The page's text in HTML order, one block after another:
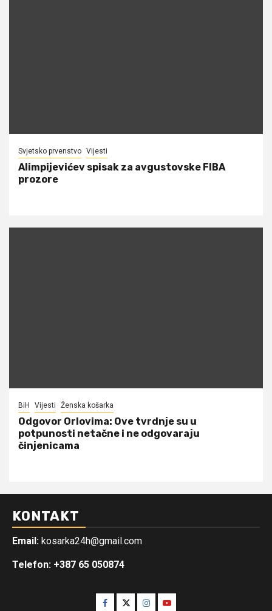
Svjetsko prvenstvo Vijesti
Alimpijevićev spisak za avgustovske FIBA
prozore
BiH Vijesti Ženska košarka
Odgovor Orlovima: ​Ove tvrdnje su u
potpunosti netačne i ne odgovaraju
činjenicama
KONTAKT
Email: kosarka24h@gmail.com
Telefon: +387 65 050874
Facebook
TwitterInstagram
Youtube